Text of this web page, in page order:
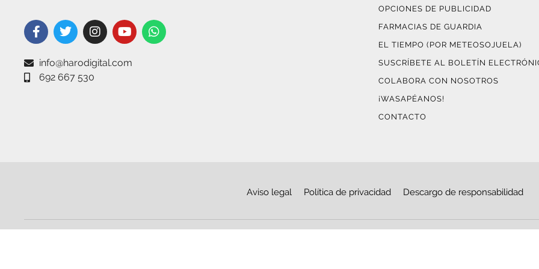
info@harodigital.com
692 667 530
OPCIONES DE PUBLICIDAD
FARMACIAS DE GUARDIA
EL TIEMPO (POR METEOSOJUELA)
SUSCRÍBETE AL BOLETÍN
COLABORA CON NOSOTROS
¡WASAPÉANOS!
CONTACTO
Aviso legal Política de privacidad Descargo de responsabilidad